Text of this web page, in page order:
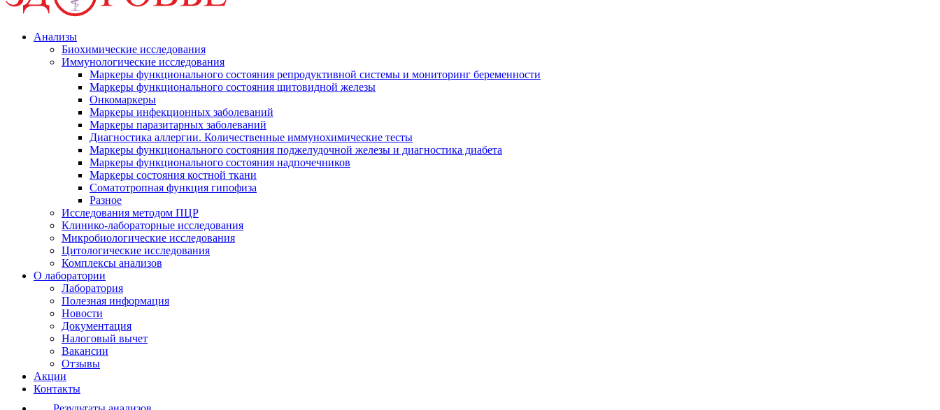
Анализы
Биохимические исследования
Иммунологические исследования
Маркеры функционального состояния репродуктивной системы и мониторинг беременности
Маркеры функционального состояния щитовидной железы
Онкомаркеры
Маркеры инфекционных заболеваний
Маркеры паразитарных заболеваний
Диагностика аллергии. Количественные иммунохимические тесты
Маркеры функционального состояния поджелудочной железы и диагностика диабета
Маркеры функционального состояния надпочечников
Маркеры состояния костной ткани
Соматотропная функция гипофиза
Разное
Исследования методом ПЦР
Клинико-лабораторные исследования
Микробиологические исследования
Цитологические исследования
Комплексы анализов
О лаборатории
Лаборатория
Полезная информация
Новости
Документация
Налоговый вычет
Вакансии
Отзывы
Акции
Контакты